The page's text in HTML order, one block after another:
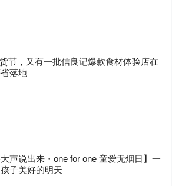
节，又有一批信良记爆款食材体验店在
落地
大声说出来・one for one 童爱无烟日】一
子美好的明天